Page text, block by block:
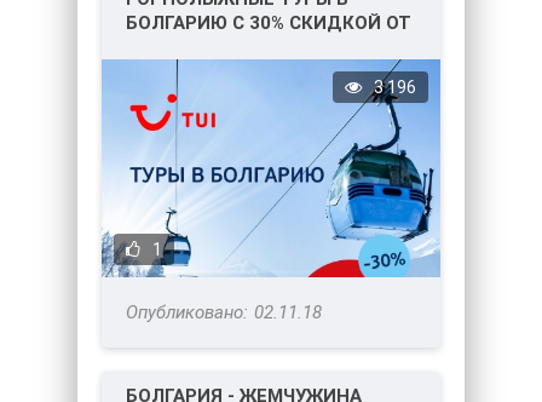
БОЛГАРИЮ С 30% СКИДКОЙ ОТ
1
3 196
02.11.18
БОЛГАРИЯ - ЖЕМЧУЖИНА